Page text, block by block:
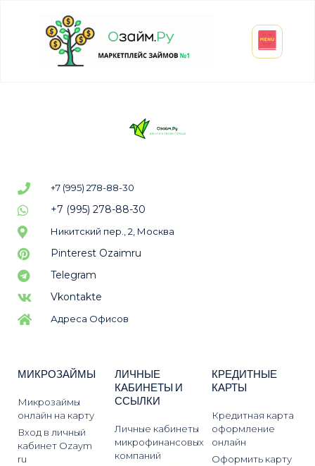
+7 (995) 278-88-30
+7 (995) 278-88-30
Никитский пер., 2, Москва
Pinterest Ozaimru
Telegram
Vkontakte
Адреса Офисов
МИКРОЗАЙМЫ
Микрозаймы
онлайн на карту
Вход в личный
кабинет Ozaym
ru
ЛИЧНЫЕ
КАБИНЕТЫ И
ССЫЛКИ
Личные кабинеты
микрофинансовых
компаний
КРЕДИТНЫЕ
КАРТЫ
Кредитная карта
оформление
онлайн
Оформить карту